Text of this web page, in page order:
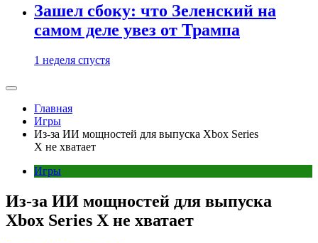
Зашел сбоку: что Зеленский на
самом деле увез от Трампа
1 неделя спустя
Главная
Игры
Из-за ИИ мощностей для выпуска Xbox Series
X не хватает
Игры
Из-за ИИ мощностей для выпуска
Xbox Series X не хватает